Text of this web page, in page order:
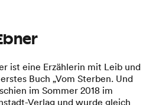
ist eine Erzählerin mit Leib und
Buch „Vom Sterben. Und
im Sommer 2018 im
Verlag und wurde gleich